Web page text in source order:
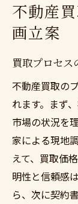
不動産
画立案
買取プロセス
不動産買取の
れます。まず
市場の状況を
家による現地
えて、買取価
明性と信頼感
ら、次に契約